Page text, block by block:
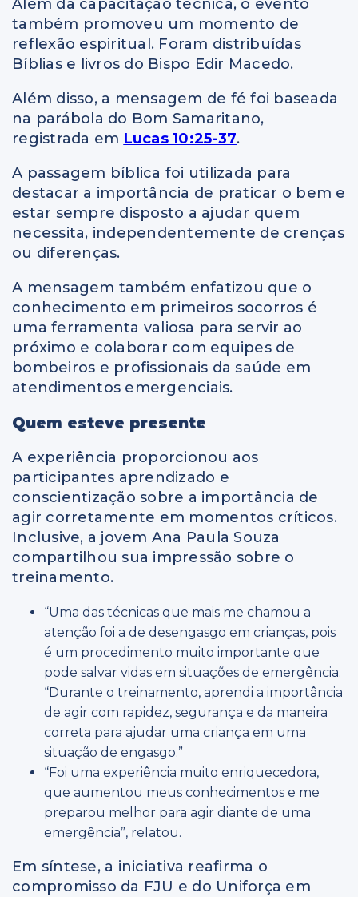
Além da capacitação técnica, o evento
também promoveu um momento de
reflexão espiritual. Foram distribuídas
Bíblias e livros do Bispo Edir Macedo.
Além disso, a mensagem de fé foi baseada
na parábola do Bom Samaritano,
registrada em Lucas 10:25-37.
A passagem bíblica foi utilizada para
destacar a importância de praticar o bem e
estar sempre disposto a ajudar quem
necessita, independentemente de crenças
ou diferenças.
A mensagem também enfatizou que o
conhecimento em primeiros socorros é
uma ferramenta valiosa para servir ao
próximo e colaborar com equipes de
bombeiros e profissionais da saúde em
atendimentos emergenciais.
Quem esteve presente
A experiência proporcionou aos
participantes aprendizado e
conscientização sobre a importância de
agir corretamente em momentos críticos.
Inclusive, a jovem Ana Paula Souza
compartilhou sua impressão sobre o
treinamento.
“Uma das técnicas que mais me chamou a
atenção foi a de desengasgo em crianças, pois
é um procedimento muito importante que
pode salvar vidas em situações de emergência.
“Durante o treinamento, aprendi a importância
de agir com rapidez, segurança e da maneira
correta para ajudar uma criança em uma
situação de engasgo.”
“Foi uma experiência muito enriquecedora,
que aumentou meus conhecimentos e me
preparou melhor para agir diante de uma
emergência”, relatou.
Em síntese, a iniciativa reafirma o
compromisso da FJU e do Uniforça em